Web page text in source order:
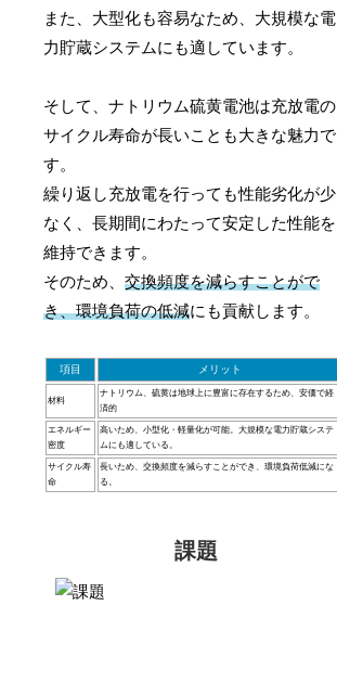
また、大型化も容易なため、大規模な電
力貯蔵システムにも適しています。
そして、ナトリウム硫黄電池は充放電の
サイクル寿命が長いことも大きな魅力で
す。
繰り返し充放電を行っても性能劣化が少
なく、長期間にわたって安定した性能を
維持できます。
そのため、交換頻度を減らすことがで
き、環境負荷の低減にも貢献します。
項目 メリット
材料
ナトリウム、硫黄は地球上に豊富に存在するため、安価で経
済的
エネルギー
密度
高いため、小型化・軽量化が可能。大規模な電力貯蔵システ
ムにも適している。
サイクル寿
命
長いため、交換頻度を減らすことができ、環境負荷低減にな
る。
課題